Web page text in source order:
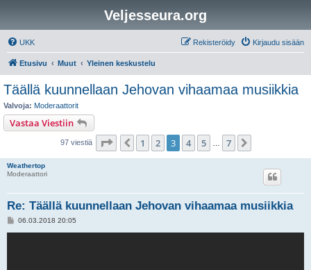
Veljesseura.org
UKK Kirjaudu sisään
Rekisteröidy
Etusivu Muut Yleinen keskustelu
Täällä kuunnellaan Jehovan vihaamaa musiikkia
Valvoja: Moderaattorit
Vastaa Viestiin
97 viestiä Sivu /7
Edellinen
1 2 3 4 5 7
Weathertop
Moderaattori
Re: Täällä kuunnellaan Jehovan vihaamaa musiikkia
V06.03.2018 20:05